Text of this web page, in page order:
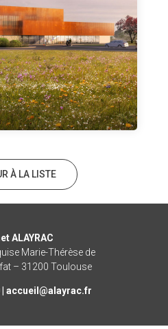
À LA LISTE
ALAYRAC
Marie-Thérèse de
– 31200 Toulouse
rf.caryala@lieucca